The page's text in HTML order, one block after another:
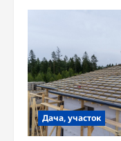
Дача, участок